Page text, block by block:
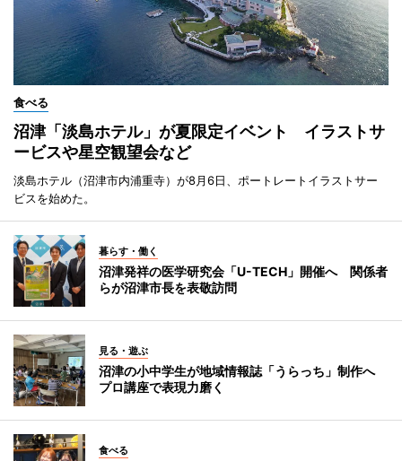
食べる
沼津「淡島ホテル」が夏限定イベント イラストサ
ービスや星空観望会など
淡島ホテル（沼津市内浦重寺）が8月6日、ポートレートイラストサー
ビスを始めた。
暮らす・働く
沼津発祥の医学研究会「U-TECH」開催へ 関係者
らが沼津市長を表敬訪問
見る・遊ぶ
沼津の小中学生が地域情報誌「うらっち」制作へ
プロ講座で表現力磨く
食べる